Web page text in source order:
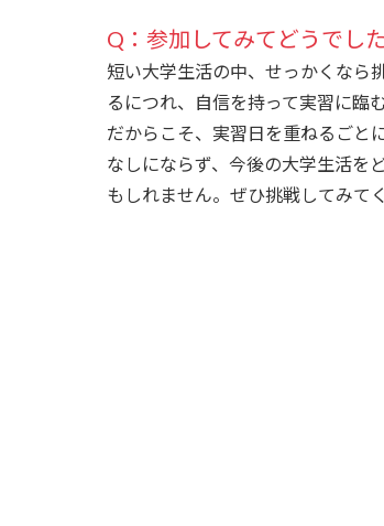
Q：参加してみてどうでし
短い大学生活の中、せっかくなら
るにつれ、自信を持って実習に臨
だからこそ、実習日を重ねるごと
なしにならず、今後の大学生活を
もしれません。ぜひ挑戦してみて